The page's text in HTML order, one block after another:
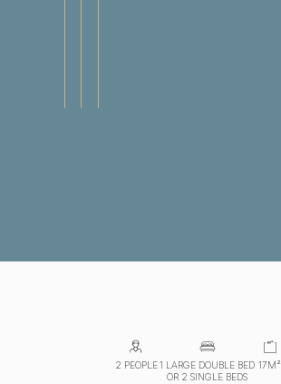
2 PEOPLE1 LARGE DOUBLE BED
OR 2 SINGLE BEDS
17M²